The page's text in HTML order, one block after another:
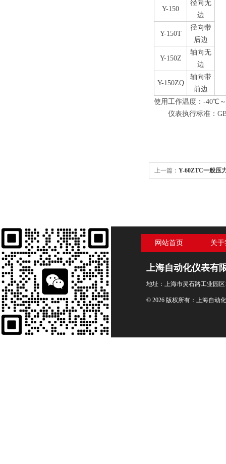
Y-150
径向无
边
Y-150T
径向带
后边
Y-150Z
轴向无
边
Y-150ZQ
轴向带
前边
使用工作温度：-40℃
仪表执行标准：
上一篇： Y-60ZTC一般压
网站首页 关
上海自动化仪表有
地址：上海市灵石路工业园区
© 2026 版权所有：上海自动